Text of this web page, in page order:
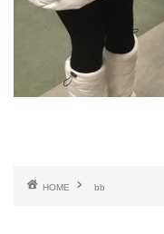
HOME bb